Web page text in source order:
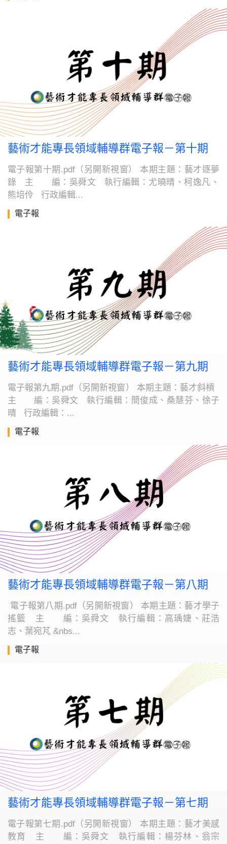
藝術才能專長領域輔導群電子報－第十期
電子報第十期.pdf（另開新視窗） 本期主題：藝才逐夢
錄 主 編：吳舜文 執行編輯：尤曉晴、柯逸凡、
熊培伶 行政編輯...
電子報
藝術才能專長領域輔導群電子報－第九期
電子報第九期.pdf（另開新視窗） 本期主題：藝才斜槓
主 編：吳舜文 執行編輯：簡俊成、桑慧芬、徐子
晴 行政編輯：...
電子報
藝術才能專長領域輔導群電子報－第八期
電子報第八期.pdf（另開新視窗） 本期主題：藝才學子
搖籃 主 編：吳舜文 執行編輯：高瑀婕、莊浩
志、葉宛芃 &nbs...
電子報
藝術才能專長領域輔導群電子報－第七期
電子報第七期.pdf（另開新視窗） 本期主題：藝才美感
教育 主 編：吳舜文 執行編輯：楊芬林、翁宗